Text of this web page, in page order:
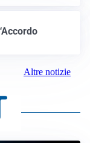
Altre notizie